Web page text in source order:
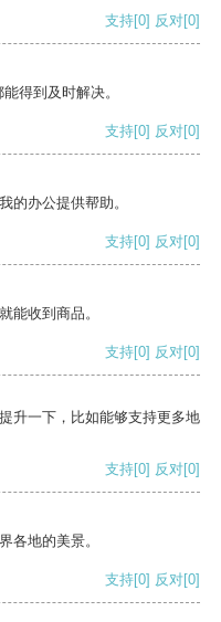
支持[0] 反对[0]
得到及时解决。
支持[0] 反对[0]
的办公提供帮助。
支持[0] 反对[0]
能收到商品。
支持[0] 反对[0]
升一下，比如能够支持更多地
支持[0] 反对[0]
各地的美景。
支持[0] 反对[0]